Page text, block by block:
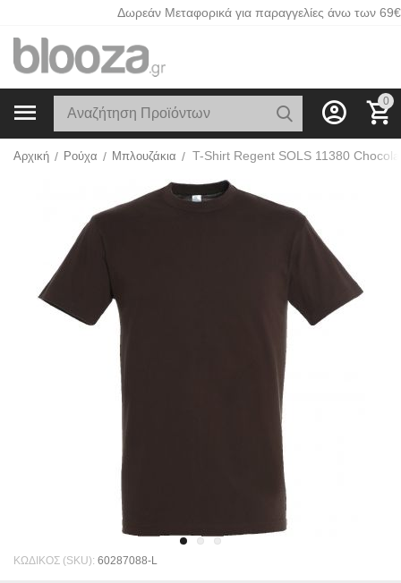
Δωρεάν Μεταφορικά για παραγγελίες άνω των 69€
0
Αρχική / Ρούχα / Μπλουζάκια / T-Shirt Regent SOLS 11380
ΚΩΔΙΚΟΣ (SKU): 60287088-L